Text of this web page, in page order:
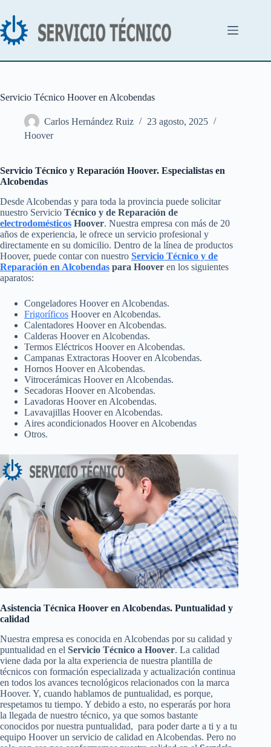
contenido
Servicio Técnico Hoover en Alcobendas
Carlos Hernández Ruiz
23 agosto, 2025
Hoover
Servicio Técnico y Reparación Hoover. Especialistas en
Alcobendas
Desde Alcobendas y para toda la provincia puede solicitar
nuestro Servicio Técnico y de Reparación de
electrodomésticos Hoover. Nuestra empresa con más de 20
años de experiencia, le ofrece un servicio profesional y
directamente en su domicilio. Dentro de la línea de productos
Hoover, puede contar con nuestro Servicio Técnico y de
Reparación en Alcobendas para Hoover en los siguientes
aparatos:
Congeladores Hoover en Alcobendas.
Frigoríficos Hoover en Alcobendas.
Calentadores Hoover en Alcobendas.
Calderas Hoover en Alcobendas.
Termos Eléctricos Hoover en Alcobendas.
Campanas Extractoras Hoover en Alcobendas.
Hornos Hoover en Alcobendas.
Vitrocerámicas Hoover en Alcobendas.
Secadoras Hoover en Alcobendas.
Lavadoras Hoover en Alcobendas.
Lavavajillas Hoover en Alcobendas.
Aires acondicionados Hoover en Alcobendas
Otros.
Asistencia Técnica Hoover en Alcobendas. Puntualidad y
calidad
Nuestra empresa es conocida en Alcobendas por su calidad y
puntualidad en el Servicio Técnico a Hoover. La calidad
viene dada por la alta experiencia de nuestra plantilla de
técnicos con formación especializada y actualización continua
en todos los avances tecnológicos relacionados con la marca
Hoover. Y, cuando hablamos de puntualidad, es porque,
respetamos tu tiempo. Y debido a esto, no esperarás por hora
la llegada de nuestro técnico, ya que somos bastante
conocidos por nuestra puntualidad, para poder darte a ti y a tu
equipo Hoover un servicio de calidad en Alcobendas. Pero no